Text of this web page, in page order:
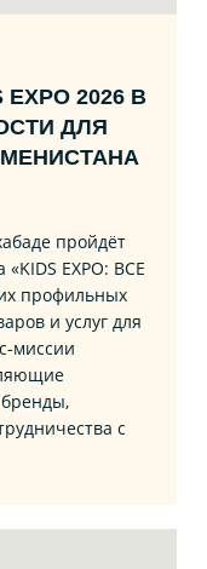
2026 В
ДЛЯ
пройдёт
EXPO: ВСЕ
профильных
и услуг для
с